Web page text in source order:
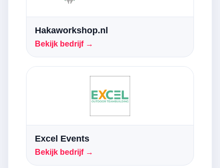
Hakaworkshop.nl
Bekijk bedrijf →
Excel Events
Bekijk bedrijf →